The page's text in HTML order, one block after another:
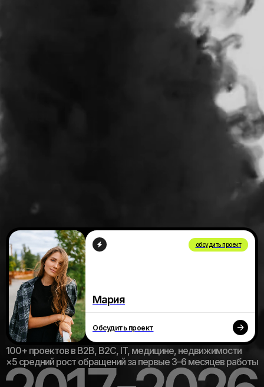
100+ проектов в B2B, B2C, IT, медицине, недвижимости
×5 средний рост обращений за первые 3–6 месяцев работы
обсудить проект
Мария
Обсудить проект
ВЕБ БРАИН